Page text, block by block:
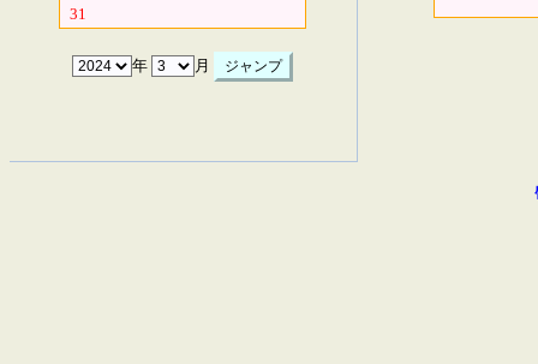
31
年 月